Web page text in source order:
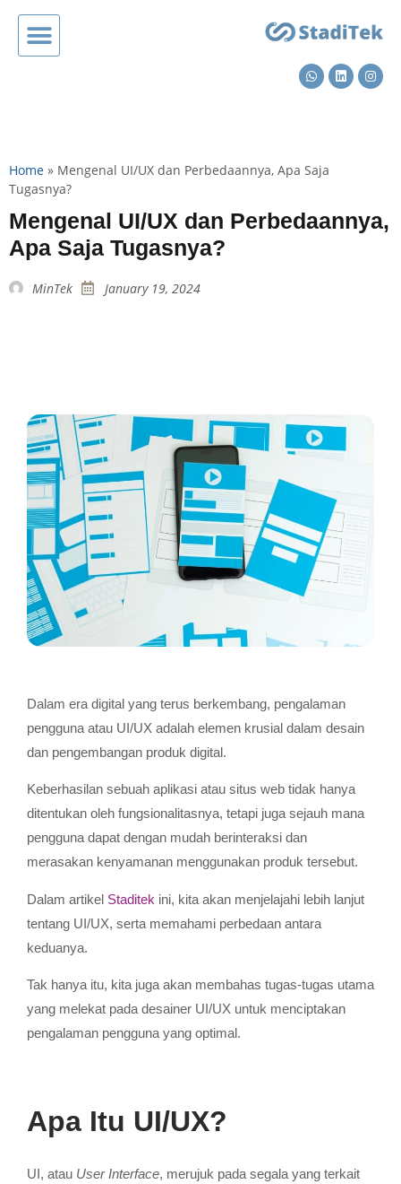
Home » Mengenal UI/UX dan Perbedaannya, Apa Saja
Tugasnya?
Mengenal UI/UX dan Perbedaannya,
Apa Saja Tugasnya?
MinTek January 19, 2024
Dalam era digital yang terus berkembang, pengalaman
pengguna atau UI/UX adalah elemen krusial dalam desain
dan pengembangan produk digital.
Keberhasilan sebuah aplikasi atau situs web tidak hanya
ditentukan oleh fungsionalitasnya, tetapi juga sejauh mana
pengguna dapat dengan mudah berinteraksi dan
merasakan kenyamanan menggunakan produk tersebut.
Dalam artikel Staditek ini, kita akan menjelajahi lebih lanjut
tentang UI/UX, serta memahami perbedaan antara
keduanya.
Tak hanya itu, kita juga akan membahas tugas-tugas utama
yang melekat pada desainer UI/UX untuk menciptakan
pengalaman pengguna yang optimal.
Apa Itu UI/UX?
UI, atau User Interface, merujuk pada segala yang terkait